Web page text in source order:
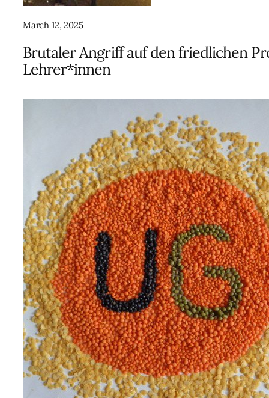
March 12, 2025
Brutaler Angriff auf den friedlichen
Lehrer*innen